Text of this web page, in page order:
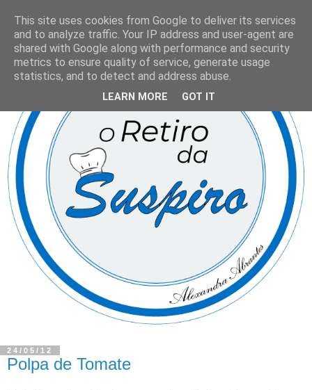
24/05/12
Polpa de Tomate
This site uses cookies from Google to deliver its services
and to analyze traffic. Your IP address and user-agent are
shared with Google along with performance and security
metrics to ensure quality of service, generate usage
statistics, and to detect and address abuse.
LEARN MORE GOT IT